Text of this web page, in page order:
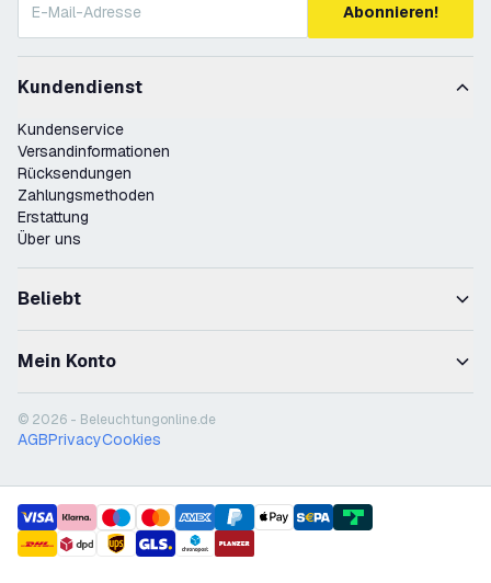
Abonnieren!
Kundendienst
Kundenservice
Versandinformationen
Rücksendungen
Zahlungsmethoden
Erstattung
Über uns
Beliebt
Mein Konto
© 2026 - Beleuchtungonline.de
AGBPrivacyCookies
payment methods
shipment methods